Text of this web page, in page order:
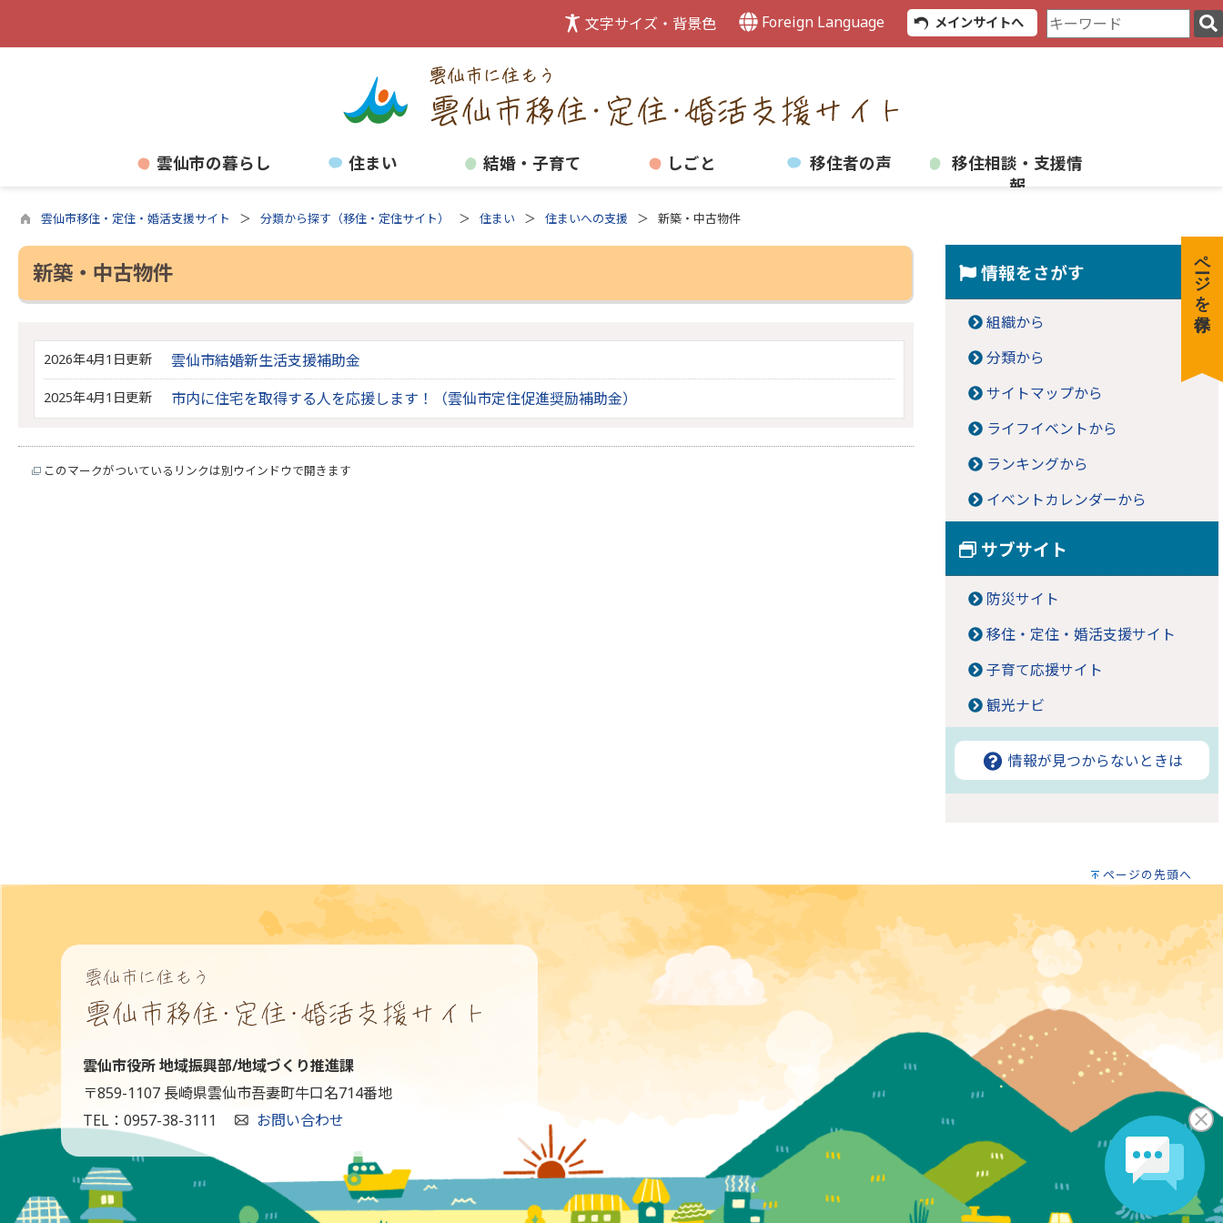
文字サイズ・背景色 Foreign Language メインサイトへ
検
索
雲仙市の暮らし 住まい 結婚・子育て しごと 移住者の声
移住相談・支援情
報
雲仙市移住・定住・婚活支援サイト 分類から探す（移住・定住サイト） 住まい 住まいへの支援 新築・中古物件
新築・中古物件
2026年4月1日更新 雲仙市結婚新生活支援補助金
2025年4月1日更新 市内に住宅を取得する人を応援します！（雲仙市定住促進奨励補助金）
このマークがついているリンクは別ウインドウで開きます
情報をさがす
組織から
分類から
サイトマップから
ライフイベントから
ランキングから
イベントカレンダーから
サブサイト
防災サイト
移住・定住・婚活支援サイト
子育て応援サイト
観光ナビ
情報が見つからないときは
ページの先頭へ
雲仙市役所 地域振興部/地域づくり推進課
〒859-1107 長崎県雲仙市吾妻町牛口名714番地
TEL：0957-38-3111
お問い合わせ
ページを保存